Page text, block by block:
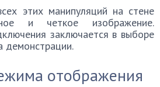
этих манипуляций на стене
и четкое изображение.
заключается в выборе
демонстрации.
отображения